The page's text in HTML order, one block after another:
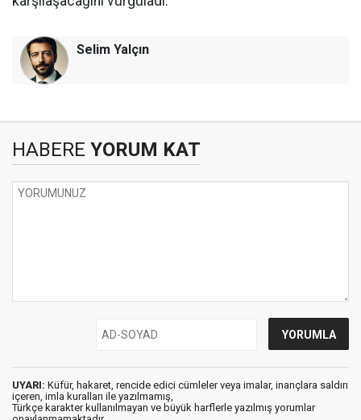
Selim Yalçın
HABERE YORUM KAT
UYARI: Küfür, hakaret, rencide edici cümleler veya imalar, inançlara saldırı
içeren, imla kuralları ile yazılmamış,
Türkçe karakter kullanılmayan ve büyük harflerle yazılmış yorumlar